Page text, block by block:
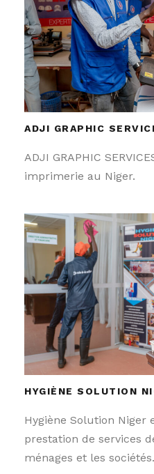
ADJI GRAPHIC
ADJI GRAPHIC
imprimerie au Niger.
HYGIÈNE SOLUTION
Hygiène Solution Niger
prestation de services
ménages et les sociétés.